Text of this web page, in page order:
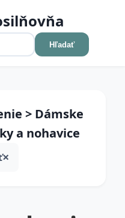
Hľadať
> Dámske
a nohavice